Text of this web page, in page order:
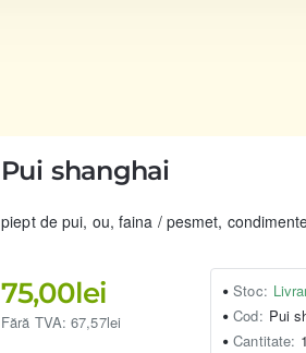
Pui shanghai
piept de pui, ou, faina / pesmet,
75,00lei
Fără TVA: 67,57lei
Stoc:
Cod: Pui
Cantitate: